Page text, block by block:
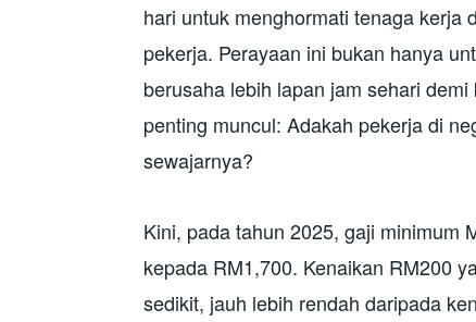
hari untuk menghormati tenaga kerja
pekerja. Perayaan ini bukan hanya
berusaha lebih lapan jam sehari
penting muncul: Adakah pekerja di
sewajarnya?
Kini, pada tahun 2025, gaji minimum
kepada RM1,700. Kenaikan RM200
sedikit, jauh lebih rendah daripada